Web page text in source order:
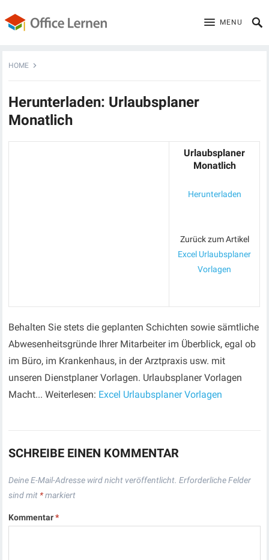
MENU
HOME
Herunterladen: Urlaubsplaner
Monatlich
Urlaubsplaner
Monatlich
Herunterladen
Zurück zum Artikel
Excel Urlaubsplaner
Vorlagen
Behalten Sie stets die geplanten Schichten sowie sämtliche
Abwesenheitsgründe Ihrer Mitarbeiter im Überblick, egal ob
im Büro, im Krankenhaus, in der Arztpraxis usw. mit
unseren Dienstplaner Vorlagen. Urlaubsplaner Vorlagen
Macht... Weiterlesen: Excel Urlaubsplaner Vorlagen
SCHREIBE EINEN KOMMENTAR
Deine E-Mail-Adresse wird nicht veröffentlicht. Erforderliche Felder
sind mit *markiert
Kommentar*